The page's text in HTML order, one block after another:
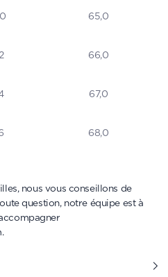
65,0
66,0
67,0
68,0
nous vous conseillons de
question, notre équipe est à
.